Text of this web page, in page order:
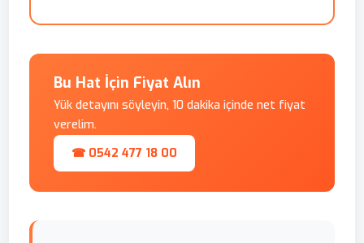
Bu Hat İçin Fiyat Alın
Yük detayını söyleyin, 10 dakika içinde net fiyat
verelim.
☎ 0542 477 18 00